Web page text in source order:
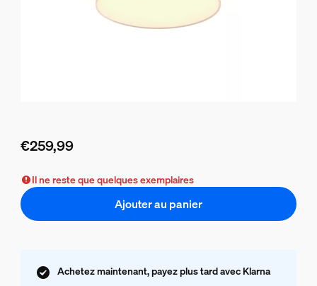
€259,99
Il ne reste que quelques exemplaires
Ajouter au panier
Achetez maintenant, payez plus tard avec Klarna